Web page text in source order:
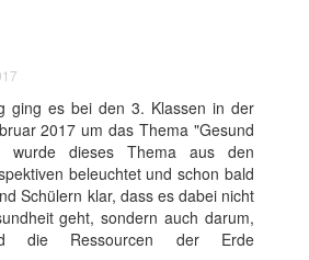
ging es bei den 3. Klassen in der
2017 um das Thema "Gesund
wurde dieses Thema aus den
beleuchtet und schon bald
Schülern klar, dass es dabei nicht
geht, sondern auch darum,
die Ressourcen der Erde